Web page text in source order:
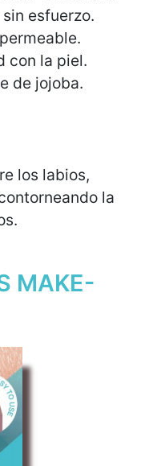
esfuerzo.
con la piel.
de jojoba.
los labios,
la
MAKE-